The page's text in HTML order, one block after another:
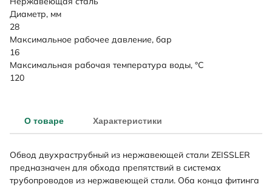
Диаметр, мм
28
Максимальное рабочее давление, бар
16
Максимальная рабочая температура воды, °C
120
О товаре Характеристики
Обвод двухраструбный из нержавеющей стали ZEISSLER
предназначен для обхода препятствий в системах
трубопроводов из нержавеющей стали. Оба конца фитинга